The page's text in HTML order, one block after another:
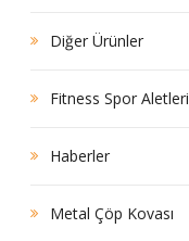
Diğer Ürünler
Fitness Spor Aletleri
Haberler
Metal Çöp Kovası